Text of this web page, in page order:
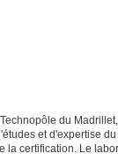
du
et d'expertise
la certification. Le